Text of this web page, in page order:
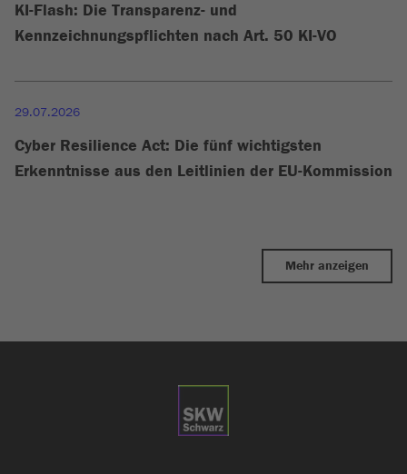
KI-Flash: Die Transparenz- und
Kennzeichnungspflichten nach Art. 50 KI-VO
29.07.2026
Cyber Resilience Act: Die fünf wichtigsten
Erkenntnisse aus den Leitlinien der EU-Kommission
Mehr anzeigen